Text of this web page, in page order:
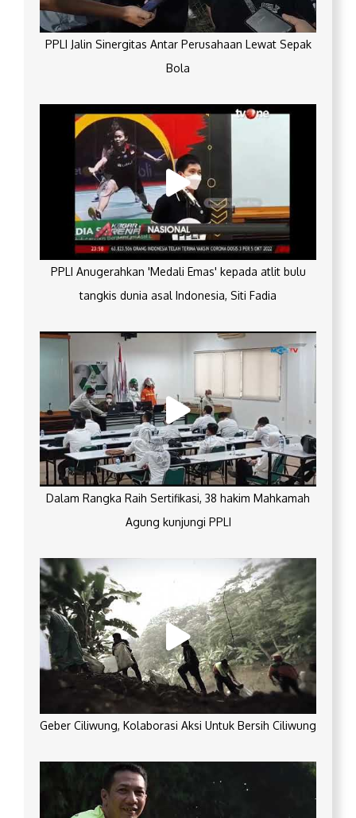
PPLI Jalin Sinergitas Antar Perusahaan Lewat Sepak
Bola
PPLI Anugerahkan 'Medali Emas' kepada atlit bulu
tangkis dunia asal Indonesia, Siti Fadia
Dalam Rangka Raih Sertifikasi, 38 hakim Mahkamah
Agung kunjungi PPLI
Geber Ciliwung, Kolaborasi Aksi Untuk Bersih Ciliwung